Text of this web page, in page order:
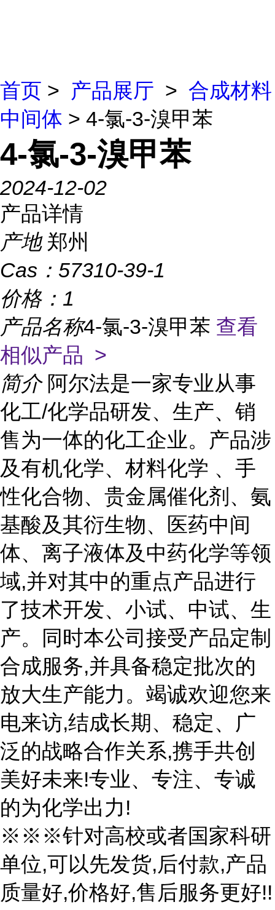
首页 > 产品展厅 > 合成材料
中间体 > 4-氯-3-溴甲苯
4-氯-3-溴甲苯
2024-12-02
产品详情
产地 郑州
Cas： 57310-39-1
价格： 1
产品名称4-氯-3-溴甲苯 查看
相似产品 >
简介 阿尔法是一家专业从事
化工/化学品研发、生产、销
售为一体的化工企业。产品涉
及有机化学、材料化学 、手
性化合物、贵金属催化剂、氨
基酸及其衍生物、医药中间
体、离子液体及中药化学等领
域,并对其中的重点产品进行
了技术开发、小试、中试、生
产。同时本公司接受产品定制
合成服务,并具备稳定批次的
放大生产能力。竭诚欢迎您来
电来访,结成长期、稳定、广
泛的战略合作关系,携手共创
美好未来!专业、专注、专诚
的为化学出力!
※※※针对高校或者国家科研
单位,可以先发货,后付款,产品
质量好,价格好,售后服务更好!!